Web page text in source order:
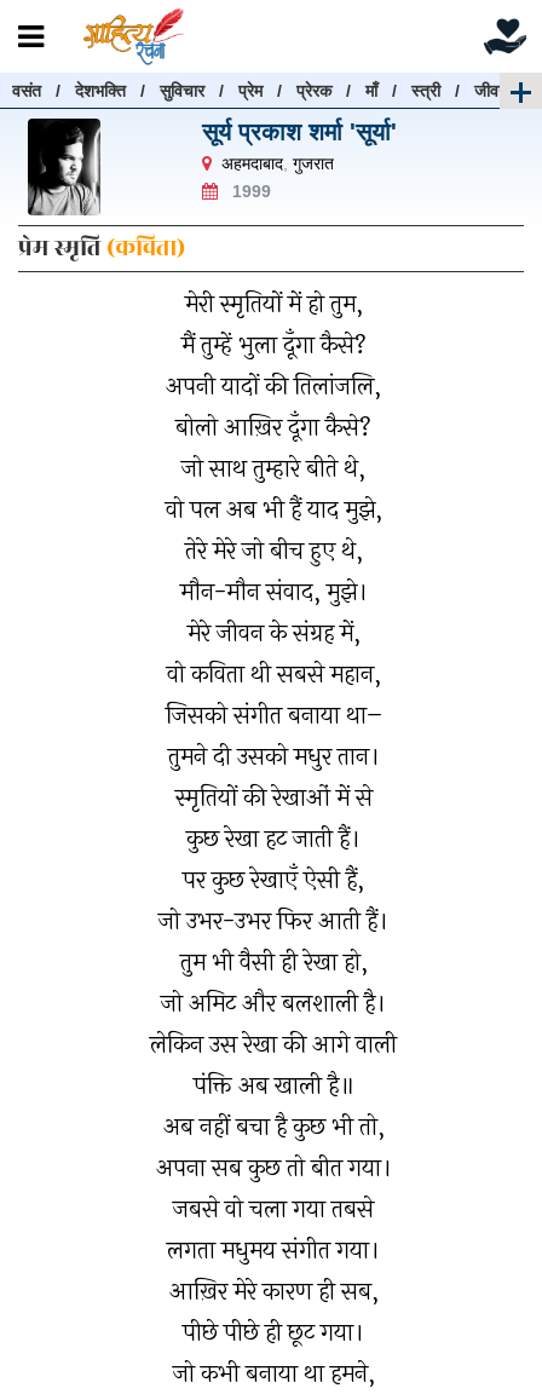
वसंत/देशभक्ति/सुविचार/प्रेम/प्रेरक/माँ/स्त्री/जीवन
सूर्य प्रकाश शर्मा 'सूर्या'
अहमदाबाद, गुजरात
1999
प्रेम स्मृति(कविता)
मेरी स्मृतियों में हो तुम,
मैं तुम्हें भुला दूँगा कैसे?
अपनी यादों की तिलांजलि,
बोलो आख़िर दूँगा कैसे?
जो साथ तुम्हारे बीते थे,
वो पल अब भी हैं याद मुझे,
तेरे मेरे जो बीच हुए थे,
मौन-मौन संवाद, मुझे।
मेरे जीवन के संग्रह में,
वो कविता थी सबसे महान,
जिसको संगीत बनाया था–
तुमने दी उसको मधुर तान।
स्मृतियों की रेखाओं में से
कुछ रेखा हट जाती हैं।
पर कुछ रेखाएँ ऐसी हैं,
जो उभर-उभर फिर आती हैं।
तुम भी वैसी ही रेखा हो,
जो अमिट और बलशाली है।
लेकिन उस रेखा की आगे वाली
पंक्ति अब खाली है॥
अब नहीं बचा है कुछ भी तो,
अपना सब कुछ तो बीत गया।
जबसे वो चला गया तबसे
लगता मधुमय संगीत गया।
आख़िर मेरे कारण ही सब,
पीछे पीछे ही छूट गया।
जो कभी बनाया था हमने,
रचनाएँ खोजें
रचनाएँ खोजने के लिए नीचे दी गई बॉक्स में हिन्दी में लिखें और
"खोजें" बटन पर क्लिक करें
खोजें